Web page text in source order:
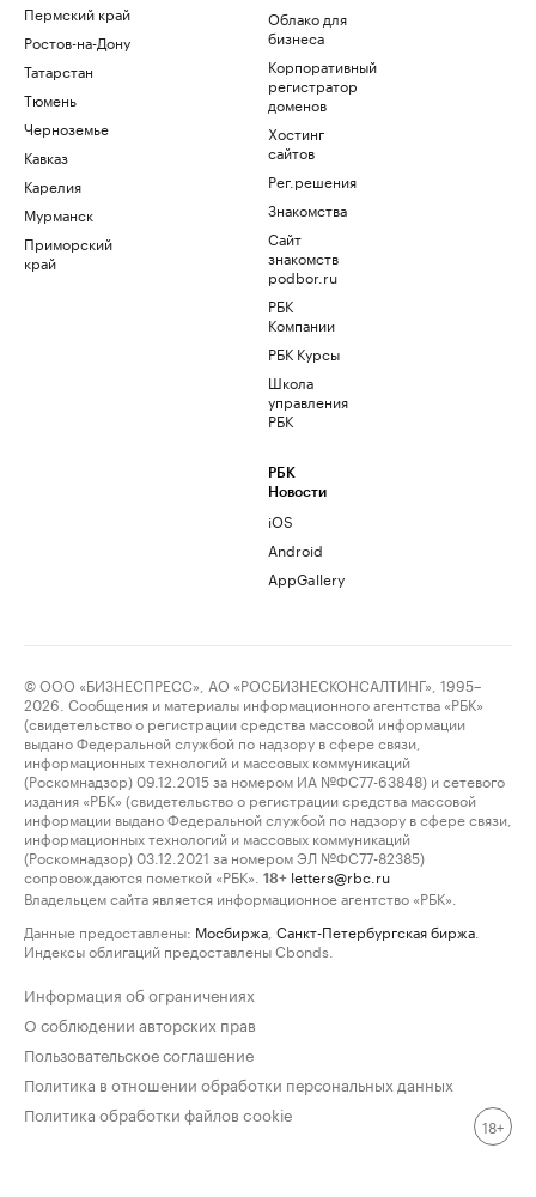
Пермский край
Ростов-на-Дону
Татарстан
Тюмень
Черноземье
Кавказ
Карелия
Мурманск
Приморский
край
Облако для
бизнеса
Корпоративный
регистратор
доменов
Хостинг
сайтов
Рег.решения
Знакомства
Сайт
знакомств
podbor.ru
РБК
Компании
РБК Курсы
Школа
управления
РБК
РБК
Новости
iOS
Android
AppGallery
© ООО «БИЗНЕСПРЕСС», АО «РОСБИЗНЕСКОНСАЛТИНГ», 1995–
2026. Сообщения и материалы информационного агентства «РБК»
(свидетельство о регистрации средства массовой информации
выдано Федеральной службой по надзору в сфере связи,
информационных технологий и массовых коммуникаций
(Роскомнадзор) 09.12.2015 за номером ИА №ФС77-63848) и сетевого
издания «РБК» (свидетельство о регистрации средства массовой
информации выдано Федеральной службой по надзору в сфере связи,
информационных технологий и массовых коммуникаций
(Роскомнадзор) 03.12.2021 за номером ЭЛ №ФС77-82385)
сопровождаются пометкой «РБК».
18+ letters@rbc.ru
Владельцем сайта является информационное агентство «РБК».
Данные предоставлены: Мосбиржа Санкт-Петербургская биржа
Индексы облигаций предоставлены Cbonds.
Информация об ограничениях
О соблюдении авторских прав
Пользовательское соглашение
Политика в отношении обработки персональных данных
Политика обработки файлов cookie
18+